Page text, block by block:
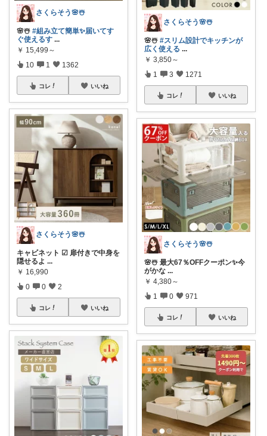
さくらそう‪🌸☃️
🌸☃️ #組み立て簡単✨届いてす
ぐ使えるす ...
￥ 15,499～
10 1 1362
コレ いいね
さくらそう‪🌸☃️
キャビネット ☑︎ 扉付きで中身を
隠せるよ ...
￥ 16,990
0 0 2
コレ いいね
さくらそう‪🌸☃️
🌸☃️ #スリム設計でキッチンが
広く使える ...
￥ 3,850～
1 3 1271
コレ いいね
さくらそう‪🌸☃️
🌸☃️ 最大67％OFFクーポン✨今
がかな ...
￥ 4,380～
1 0 971
コレ いいね